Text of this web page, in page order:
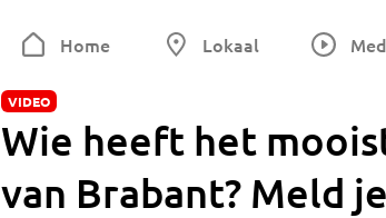
Home Lokaal
VIDEO
Wie heeft het
van Brabant? Meld